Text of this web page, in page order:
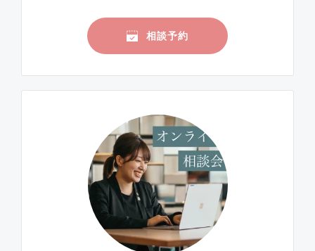
相談予約